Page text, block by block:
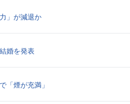
」が減退か
婚を発表
「煙が充満」